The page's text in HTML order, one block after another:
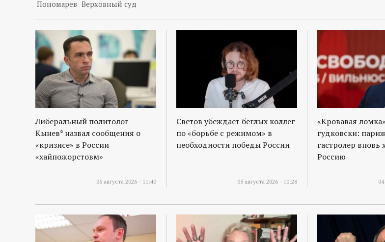
п
о
р
т
а
л
Пономарев Верховный суд
Либеральный политолог
Кынев* назвал сообщения о
«кризисе» в России
«хайпожорстовм»
06 августа 2026 - 11:40
Светов убеждает беглых коллег
по «борьбе с режимом» в
необходиости победы России
05 августа 2026 - 10:28
«Кровавая
гудковски:
гастролер вновь
Россию